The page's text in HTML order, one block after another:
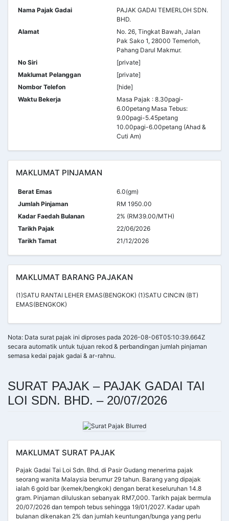
Nama Pajak Gadai
PAJAK GADAI TEMERLOH SDN.
BHD.
Alamat
No. 26, Tingkat Bawah, Jalan
Pak Sako 1, 28000 Temerloh,
Pahang Darul Makmur.
No Siri
[private]
Maklumat Pelanggan
[private]
Nombor Telefon
[hide]
Waktu Bekerja
Masa Pajak : 8.30pagi-
6.00petang Masa Tebus:
9.00pagi-5.45petang
10.00pagi-6.00petang (Ahad &
Cuti Am)
MAKLUMAT PINJAMAN
Berat Emas
6.0(gm)
Jumlah Pinjaman
RM 1950.00
Kadar Faedah Bulanan
2% (RM39.00/MTH)
Tarikh Pajak
22/06/2026
Tarikh Tamat
21/12/2026
MAKLUMAT BARANG PAJAKAN
(1)SATU RANTAI LEHER EMAS(BENGKOK) (1)SATU CINCIN (BT)
EMAS(BENGKOK)
Nota: Data surat pajak ini diproses pada 2026-08-06T05:10:39.664Z
secara automatik untuk tujuan rekod & perbandingan jumlah pinjaman
semasa kedai pajak gadai & ar-rahnu.
SURAT PAJAK – PAJAK GADAI TAI
LOI SDN. BHD. – 20/07/2026
MAKLUMAT SURAT PAJAK
Pajak Gadai Tai Loi Sdn. Bhd. di Pasir Gudang menerima pajak
seorang wanita Malaysia berumur 29 tahun. Barang yang dipajak
ialah 6 gold bar (kemek/bengkok) dengan berat keseluruhan 14.8
gram. Pinjaman diluluskan sebanyak RM7,000. Tarikh pajak bermula
20/07/2026 dan tempoh tebus sehingga 19/01/2027. Kadar upah
bulanan dikenakan 2% dan jumlah keuntungan/bunga yang perlu